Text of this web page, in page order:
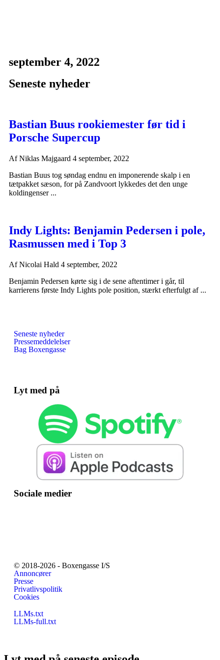
september 4, 2022
Seneste nyheder
Bastian Buus rookiemester før tid i
Porsche Supercup
AfNiklas Majgaard 4 september, 2022
Bastian Buus tog søndag endnu en imponerende skalp i en
tætpakket sæson, for på Zandvoort lykkedes det den unge
koldingenser ...
Indy Lights: Benjamin Pedersen i pole,
Rasmussen med i Top 3
AfNicolai Hald 4 september, 2022
Benjamin Pedersen kørte sig i de sene aftentimer i går, til
karrierens første Indy Lights pole position, stærkt efterfulgt af ...
Seneste nyheder
Pressemeddelelser
Bag Boxengasse
Lyt med på
Sociale medier
© 2018-2026 - Boxengasse I/S
Annoncører
Presse
Privatlivspolitik
Cookies
LLMs.txt
LLMs-full.txt